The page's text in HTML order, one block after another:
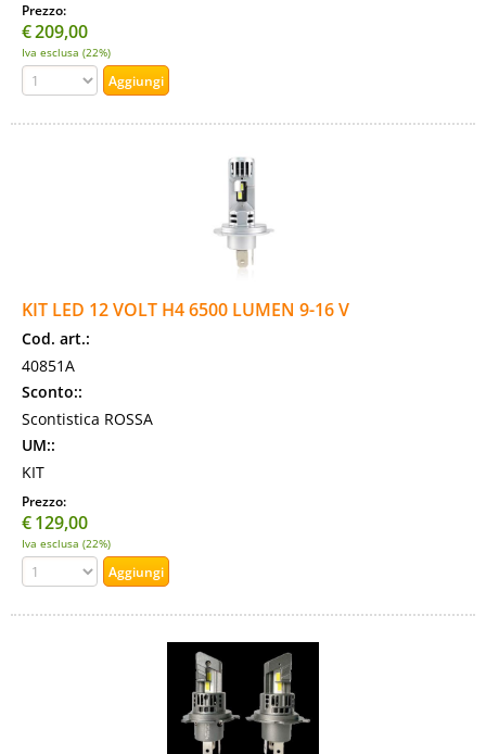
Prezzo:
€209,00
Iva esclusa (22%)
KIT LED 12 VOLT H4 6500 LUMEN 9-16 V
Cod. art.:
40851A
Sconto::
Scontistica ROSSA
UM::
KIT
Prezzo:
€129,00
Iva esclusa (22%)